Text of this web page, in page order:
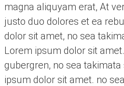
magna aliquyam erat, At
justo duo dolores et ea
dolor sit amet, no sea
Lorem ipsum dolor sit
gubergren, no sea
ipsum dolor sit amet. no